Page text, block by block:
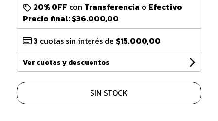
20% OFF con Transferencia o Efectivo
Precio final:$36.000,00
3 cuotas sin interés de $15.000,00
Ver cuotas y descuentos
SIN STOCK